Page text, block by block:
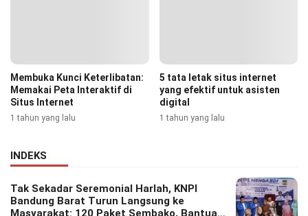
Membuka Kunci Keterlibatan:
Memakai Peta Interaktif di
Situs Internet
1 tahun yang lalu
5 tata letak situs internet
yang efektif untuk asisten
digital
1 tahun yang lalu
INDEKS
Tak Sekadar Seremonial Harlah, KNPI
Bandung Barat Turun Langsung ke
Masyarakat: 120 Paket Sembako, Bantuan